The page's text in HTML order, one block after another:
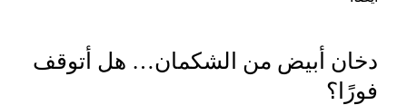
دخان أبيض من الشكمان… هل أتوقف
فورًا؟